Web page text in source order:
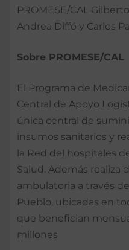
PROMESE/CAL
Andrea Diffó y Carlos
Sobre PROMESE/CAL
El Programa de
Central de Apoyo
única central de
insumos sanitarios y
la Red del hospitales
Salud. Además realiza
ambulatoria a través
Pueblo, ubicadas en
que benefician
millones